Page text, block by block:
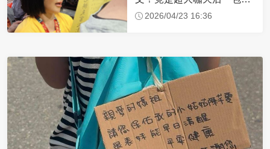
布忍尿5小時不喊累
2026/04/23 16:36